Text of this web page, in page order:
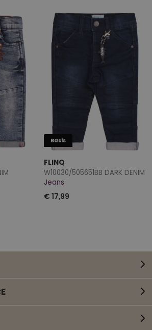
Basis
FLINQ
W10030/505651BB DARK DENIM
Jeans
€ 17,99